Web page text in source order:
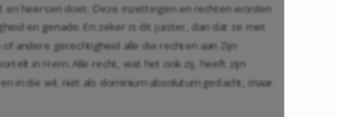
heersen doet. Deze inzettingen en rechten worden
en genade. En zeker is dit juister, dan dat ze met
andere gerechtigheid alle die rechten aan Zijn
in Hem. Alle recht, wat het ook zij, heeft zijn
in die wil, niet als dominium absolutum gedacht, maar